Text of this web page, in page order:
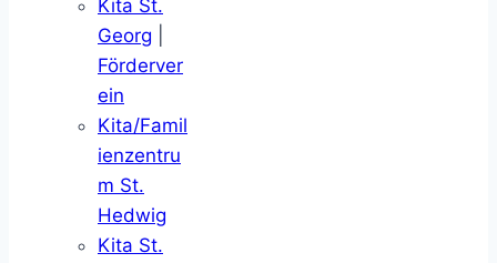
Kita St.
Georg
Förderver
ein
Kita/Famil
ienzentru
m St.
Hedwig
Kita St.